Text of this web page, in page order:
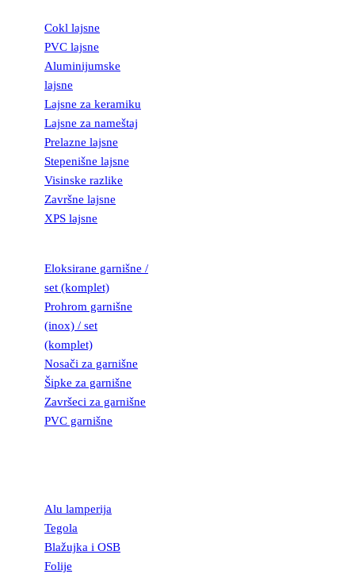
Cokl lajsne
PVC lajsne
Aluminijumske
lajsne
Lajsne za keramiku
Lajsne za nameštaj
Prelazne lajsne
Stepenišne lajsne
Visinske razlike
Završne lajsne
XPS lajsne
Eloksirane garnišne /
set (komplet)
Prohrom garnišne
(inox) / set
(komplet)
Nosači za garnišne
Šipke za garnišne
Završeci za garnišne
PVC garnišne
Alu lamperija
Tegola
Blažujka i OSB
Folije